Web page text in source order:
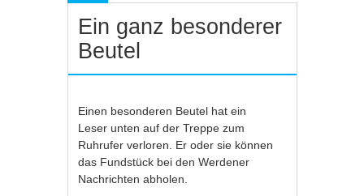
Ein ganz besonderer
Beutel
Einen besonderen Beutel hat ein
Leser unten auf der Treppe zum
Ruhrufer verloren. Er oder sie können
das Fundstück bei den Werdener
Nachrichten abholen.